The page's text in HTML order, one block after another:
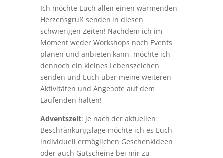
Ich möchte Euch allen einen wärmenden
Herzensgruß senden in diesen
schwierigen Zeiten! Nachdem ich im
Moment weder Workshops noch Events
planen und anbieten kann, möchte ich
dennoch ein kleines Lebenszeichen
senden und Euch über meine weiteren
Aktivitäten und Angebote auf dem
Laufenden halten!
Adventszeit: je nach der aktuellen
Beschränkungslage möchte ich es Euch
individuell ermöglichen Geschenkideen
oder auch Gutscheine bei mir zu